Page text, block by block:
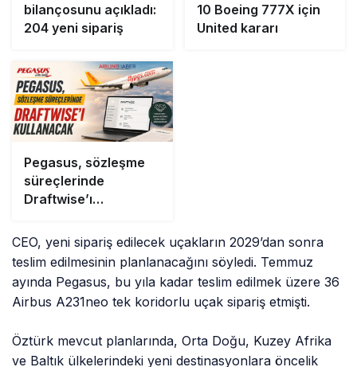
bilançosunu açıkladı:
204 yeni sipariş
10 Boeing 777X için
United kararı
Pegasus, sözleşme
süreçlerinde
Draftwise’ı
CEO, yeni sipariş edilecek uçakların 2029’dan sonra
teslim edilmesinin planlanacağını söyledi. Temmuz
ayında Pegasus, bu yıla kadar teslim edilmek üzere 36
Airbus A231neo tek koridorlu uçak sipariş etmişti.
Öztürk mevcut planlarında, Orta Doğu, Kuzey Afrika
ve Baltık ülkelerindeki yeni destinasyonlara öncelik